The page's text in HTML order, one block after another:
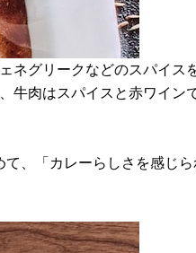
ネグリークなどのスパイ
牛肉はスパイスと赤ワイ
、「カレーらしさを感